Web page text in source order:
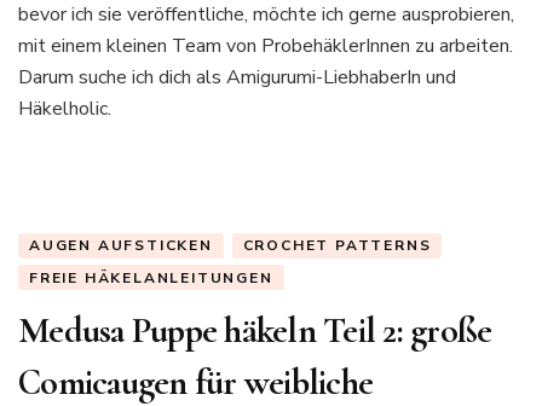
bevor ich sie veröffentliche, möchte ich gerne ausprobieren,
mit einem kleinen Team von ProbehäklerInnen zu arbeiten.
Darum suche ich dich als Amigurumi-LiebhaberIn und
Häkelholic.
AUGEN AUFSTICKEN
CROCHET PATTERNS
FREIE HÄKELANLEITUNGEN
Medusa Puppe häkeln Teil 2: große
Comicaugen für weibliche